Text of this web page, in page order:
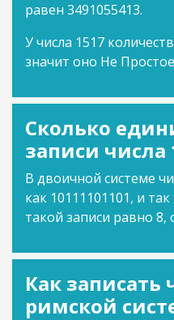
равен 3491055413.
У числа 1517
значит оно Не
Сколько
записи числа
В двоичной системе
как 10111101101, и
такой записи равно 8,
Как записать
римской